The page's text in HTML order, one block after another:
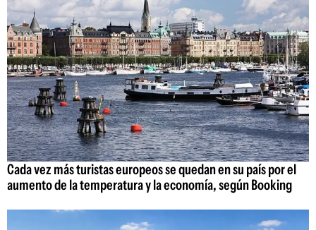
Cada vez más turistas europeos se quedan en su país por el
aumento de la temperatura y la economía, según Booking